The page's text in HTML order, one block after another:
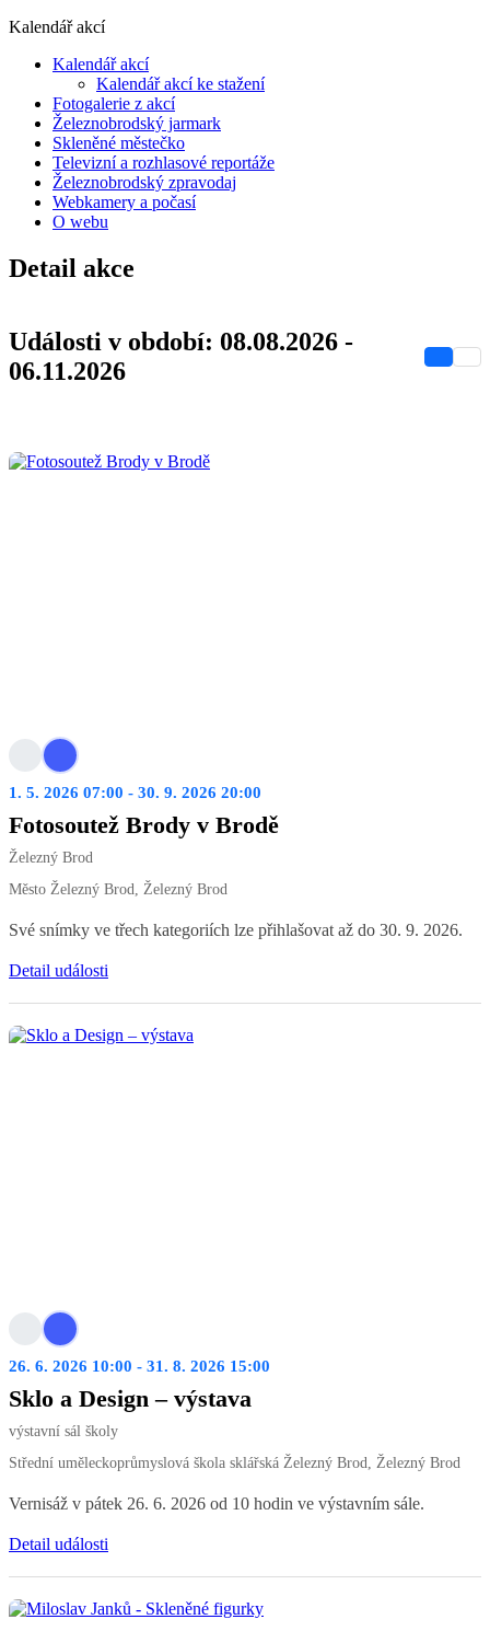
Kalendář akcí
Kalendář akcí
Kalendář akcí ke stažení
Fotogalerie z akcí
Železnobrodský jarmark
Skleněné městečko
Televizní a rozhlasové reportáže
Železnobrodský zpravodaj
Webkamery a počasí
O webu
Detail akce
Události v období: 08.08.2026 -
06.11.2026
1. 5. 2026 07:00 - 30. 9. 2026 20:00
Fotosoutež Brody v Brodě
Železný Brod
Město Železný Brod, Železný Brod
Své snímky ve třech kategoriích lze přihlašovat až do 30. 9. 2026.
Detail události
26. 6. 2026 10:00 - 31. 8. 2026 15:00
Sklo a Design – výstava
výstavní sál školy
Střední uměleckoprůmyslová škola sklářská Železný Brod, Železný Brod
Vernisáž v pátek 26. 6. 2026 od 10 hodin ve výstavním sále.
Detail události